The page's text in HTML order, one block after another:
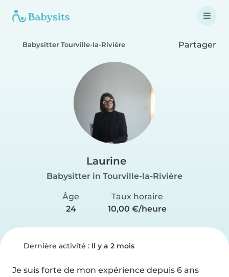
Babysitter Tourville-la-Rivière Partager
Laurine
Babysitter in Tourville-la-Rivière
Âge
24
Taux horaire
10,00 €/heure
Dernière activité : Il y a 2 mois
Je suis forte de mon expérience depuis 6 ans